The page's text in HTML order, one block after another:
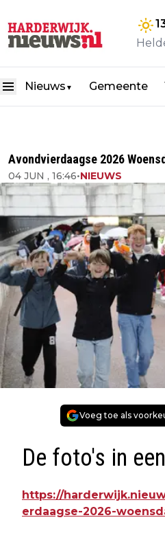
Nieuws ▼ Gemeente
Avondvierdaagse 2026
04 JUN , 16:46•NIEUWS
Voeg toe als
De foto's in
https://
erdaagse-2026-